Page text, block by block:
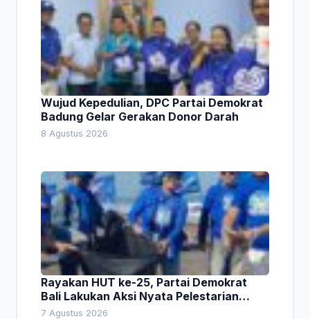
Wujud Kepedulian, DPC Partai Demokrat
Badung Gelar Gerakan Donor Darah
8 Agustus 2026
Rayakan HUT ke-25, Partai Demokrat
Bali Lakukan Aksi Nyata Pelestarian
Lingkungan
7 Agustus 2026